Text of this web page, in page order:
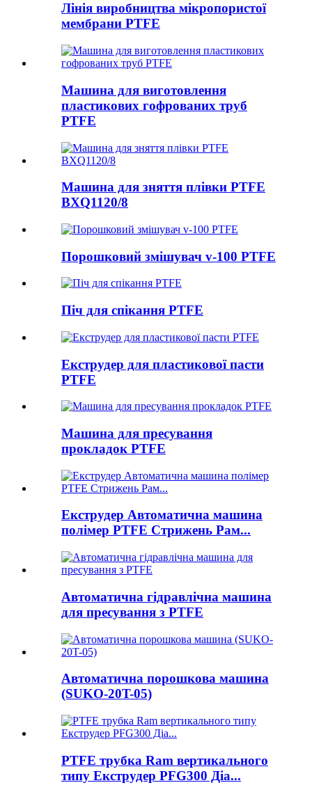
Лінія виробництва мікропористої
мембрани PTFE
Машина для виготовлення
пластикових гофрованих труб
PTFE
Машина для зняття плівки PTFE
BXQ1120/8
Порошковий змішувач v-100 PTFE
Піч для спікання PTFE
Екструдер для пластикової пасти
PTFE
Машина для пресування
прокладок PTFE
Екструдер Автоматична машина
полімер PTFE Стрижень Рам...
Автоматична гідравлічна машина
для пресування з PTFE
Автоматична порошкова машина
(SUKO-20T-05)
PTFE трубка Ram вертикального
типу Екструдер PFG300 Діа...